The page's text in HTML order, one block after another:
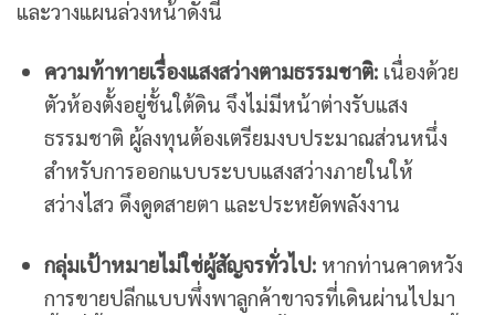
และวางแผนล่วงหน้าดังนี้
ความท้าทายเรื่องแสงสว่างตามธรรมชาติ:เนื่องด้วย
ตัวห้องตั้งอยู่ชั้นใต้ดิน จึงไม่มีหน้าต่างรับแสง
ธรรมชาติ ผู้ลงทุนต้องเตรียมงบประมาณส่วนหนึ่ง
สำหรับการออกแบบระบบแสงสว่างภายในให้
สว่างไสว ดึงดูดสายตา และประหยัดพลังงาน
กลุ่มเป้าหมายไม่ใช่ผู้สัญจรทั่วไป:หากท่านคาดหวัง
การขายปลีกแบบพึ่งพาลูกค้าขาจรที่เดินผ่านไปมา